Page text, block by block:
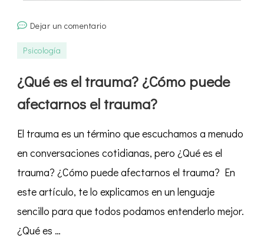
Dejar un comentarioen
trauma?
¿Cómo
afectarnos
Psicología
¿Qué es el trauma? ¿Cómo puede
afectarnos el trauma?
El trauma es un término que escuchamos a menudo
en conversaciones cotidianas, pero ¿Qué es el
trauma? ¿Cómo puede afectarnos el trauma? En
este artículo, te lo explicamos en un lenguaje
sencillo para que todos podamos entenderlo mejor.
¿Qué es …